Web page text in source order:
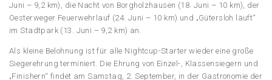
Juni – 9,2 km), die Nacht von Borgholzhausen (18. Juni – 10 km), der
Oesterweger Feuerwehrlauf (24. Juni – 10 km) und „Gütersloh läuft“
im Stadtpark (13. Juni – 9,2 km) an.
Als kleine Belohnung ist für alle Nightcup-Starter wieder eine große
Siegerehrung terminiert. Die Ehrung von Einzel-, Klassensiegern und
„Finishern“ findet am Samstag, 2. September, in der Gastronomie der